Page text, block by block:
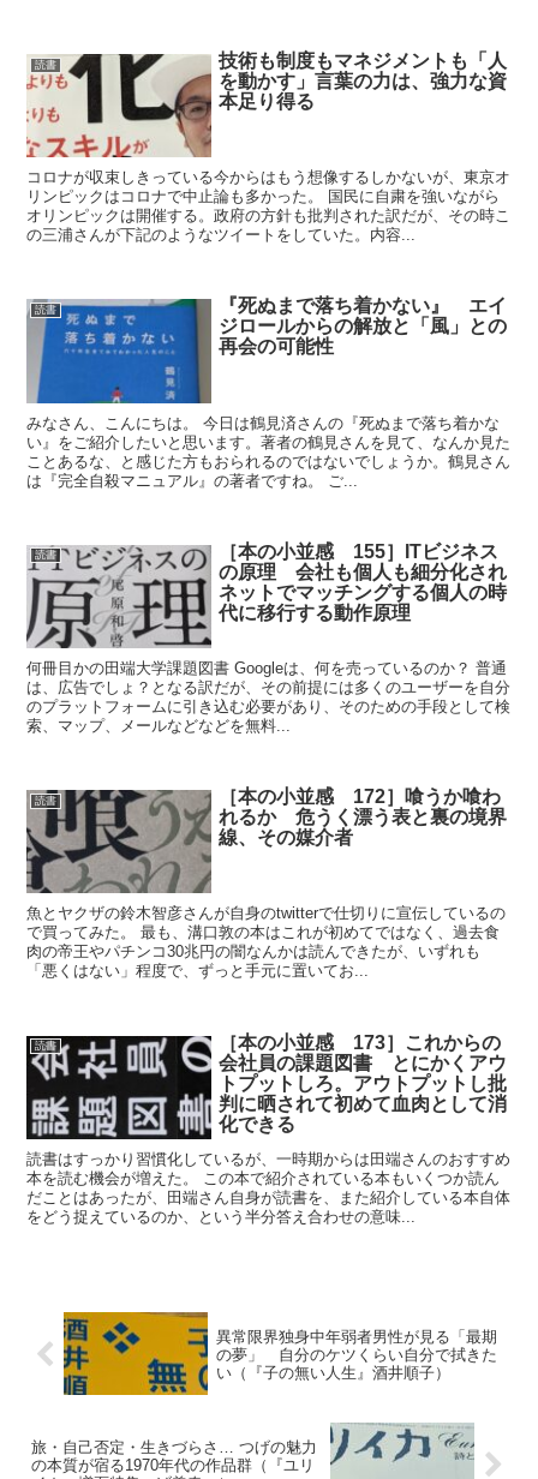
読書
技術も制度もマネジメントも「人
を動かす」言葉の力は、強力な資
本足り得る
コロナが収束しきっている今からはもう想像するしかないが、東京オ
リンピックはコロナで中止論も多かった。 国民に自粛を強いながら
オリンピックは開催する。政府の方針も批判された訳だが、その時こ
の三浦さんが下記のようなツイートをしていた。内容...
読書
『死ぬまで落ち着かない』 エイ
ジロールからの解放と「風」との
再会の可能性
みなさん、こんにちは。 今日は鶴見済さんの『死ぬまで落ち着かな
い』をご紹介したいと思います。著者の鶴見さんを見て、なんか見た
ことあるな、と感じた方もおられるのではないでしょうか。鶴見さん
は『完全自殺マニュアル』の著者ですね。 ご...
読書
［本の小並感 155］ITビジネス
の原理 会社も個人も細分化され
ネットでマッチングする個人の時
代に移行する動作原理
何冊目かの田端大学課題図書 Googleは、何を売っているのか？ 普通
は、広告でしょ？となる訳だが、その前提には多くのユーザーを自分
のプラットフォームに引き込む必要があり、そのための手段として検
索、マップ、メールなどなどを無料...
読書
［本の小並感 172］喰うか喰わ
れるか 危うく漂う表と裏の境界
線、その媒介者
魚とヤクザの鈴木智彦さんが自身のtwitterで仕切りに宣伝しているの
で買ってみた。 最も、溝口敦の本はこれが初めてではなく、過去食
肉の帝王やパチンコ30兆円の闇なんかは読んできたが、いずれも
「悪くはない」程度で、ずっと手元に置いてお...
読書
［本の小並感 173］これからの
会社員の課題図書 とにかくアウ
トプットしろ。アウトプットし批
判に晒されて初めて血肉として消
化できる
読書はすっかり習慣化しているが、一時期からは田端さんのおすすめ
本を読む機会が増えた。 この本で紹介されている本もいくつか読ん
だことはあったが、田端さん自身が読書を、また紹介している本自体
をどう捉えているのか、という半分答え合わせの意味...
異常限界独身中年弱者男性が見る「最期
の夢」 自分のケツくらい自分で拭きた
い（『子の無い人生』酒井順子）
旅・自己否定・生きづらさ… つげの魅力
の本質が宿る1970年代の作品群（『ユリ